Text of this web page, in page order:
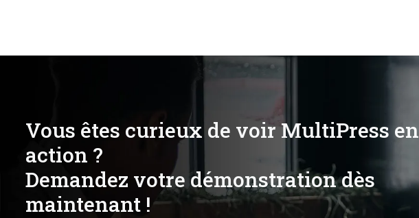
Vous êtes curieux de voir MultiPress en
action ?
Demandez votre démonstration dès
maintenant !